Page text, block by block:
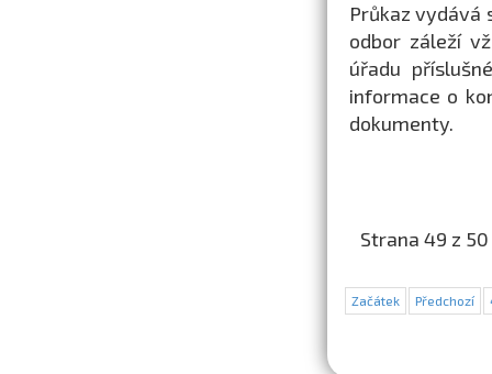
Průkaz vydává
odbor záleží
úřadu
informace o
dokumenty.
Strana 49 z 50
Začátek Předchozí